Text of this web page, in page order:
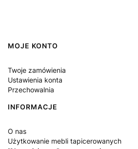
Linki w stopce
MOJE KONTO
Twoje zamówienia
Ustawienia konta
Przechowalnia
INFORMACJE
O nas
Użytkowanie mebli tapicerowanych